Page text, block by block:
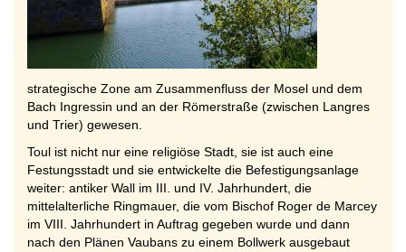
strategische Zone am Zusammenfluss der Mosel und dem
Bach Ingressin und an der Römerstraße (zwischen Langres
und Trier) gewesen.
Toul ist nicht nur eine religiöse Stadt, sie ist auch eine
Festungsstadt und sie entwickelte die Befestigungsanlage
weiter: antiker Wall im III. und IV. Jahrhundert, die
mittelalterliche Ringmauer, die vom Bischof Roger de Marcey
im VIII. Jahrhundert in Auftrag gegeben wurde und dann
nach den Plänen Vaubans zu einem Bollwerk ausgebaut